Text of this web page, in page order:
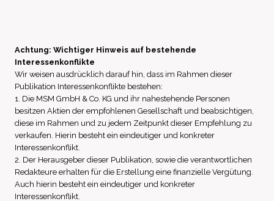
Achtung: Wichtiger Hinweis auf bestehende
Interessenkonflikte
Wir weisen ausdrücklich darauf hin, dass im Rahmen dieser
Publikation Interessenkonflikte bestehen:
1. Die MSM GmbH & Co. KG und ihr nahestehende Personen
besitzen Aktien der empfohlenen Gesellschaft und beabsichtigen,
diese im Rahmen und zu jedem Zeitpunkt dieser Empfehlung zu
verkaufen. Hierin besteht ein eindeutiger und konkreter
Interessenkonflikt.
2. Der Herausgeber dieser Publikation, sowie die verantwortlichen
Redakteure erhalten für die Erstellung eine finanzielle Vergütung.
Auch hierin besteht ein eindeutiger und konkreter
Interessenkonflikt.